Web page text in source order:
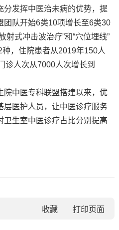
发挥中医治未病的优势，提
团队开始6类10项增长至6类30
射式冲击波治疗”和“穴位埋线”
，住院患者从2019年150人
诊人次从7000人次增长到
院中医专科联盟搭建以来，优
层医护人员，让中医诊疗服务
卫生室中医诊疗占比分别提高
收藏